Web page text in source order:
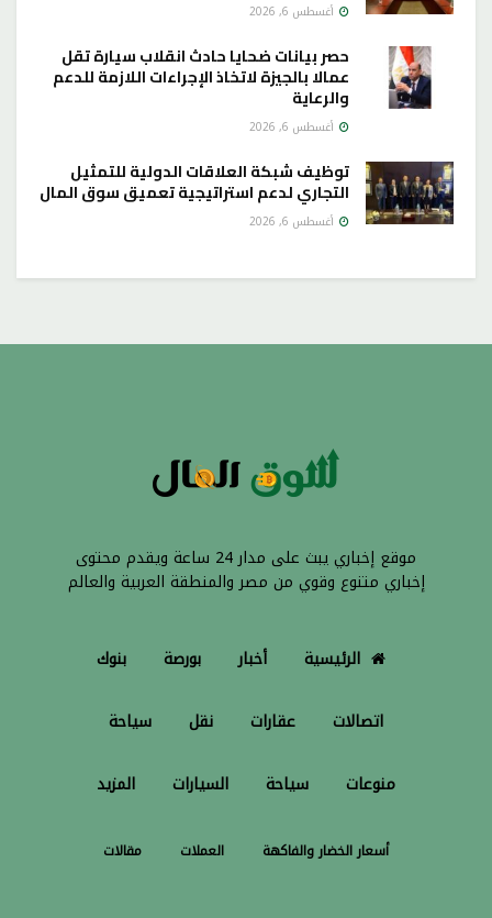
أغسطس 6, 2026
حصر بيانات ضحايا حادث انقلاب سيارة تقل
عمالا بالجيزة لاتخاذ الإجراءات اللازمة للدعم
والرعاية
أغسطس 6, 2026
توظيف شبكة العلاقات الدولية للتمثيل
التجاري لدعم استراتيجية تعميق سوق المال
أغسطس 6, 2026
موقع إخباري يبث على مدار 24 ساعة ويقدم محتوى
إخباري متنوع وقوي من مصر والمنطقة العربية والعالم
الرئيسية أخبار بورصة بنوك
اتصالات عقارات نقل سياحة
منوعات سياحة السيارات المزيد
أسعار الخضار والفاكهة العملات مقالات